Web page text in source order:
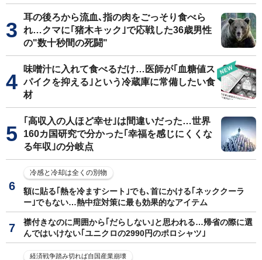
耳の後ろから流血､指の肉をごっそり食べら
れ…クマに｢猪木キック｣で応戦した36歳男性
の"数十秒間の死闘"
味噌汁に入れて食べるだけ…医師が｢血糖値ス
パイクを抑える｣という冷蔵庫に常備したい食
材
｢高収入の人ほど幸せ｣は間違いだった…世界
160カ国研究で分かった｢幸福を感じにくくな
る年収｣の分岐点
冷感と冷却は全くの別物
額に貼る｢熱を冷ますシート｣でも､首にかける｢ネッククーラ
ー｣でもない…熱中症対策に最も効果的なアイテム
襟付きなのに周囲から｢だらしない｣と思われる…帰省の際に選
んではいけない｢ユニクロの2990円のポロシャツ｣
経済戦争踏み切れば自国産業崩壊